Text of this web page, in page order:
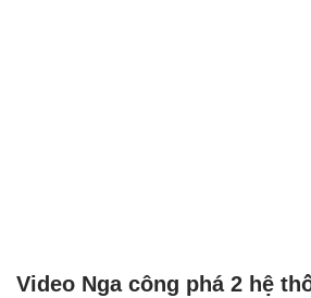
Video Nga công phá 2 hệ